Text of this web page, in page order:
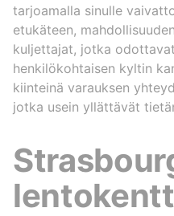
tarjoamalla sinulle
etukäteen,
kuljettajat, jotka
henkilökohtaisen kyltin
kiinteinä varauksen
jotka usein yllättävät